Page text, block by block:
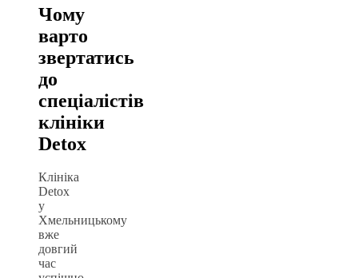
Чому
варто
звертатись
до
спеціалістів
клініки
Detox
Клініка
Detox
у
Хмельницькому
вже
довгий
час